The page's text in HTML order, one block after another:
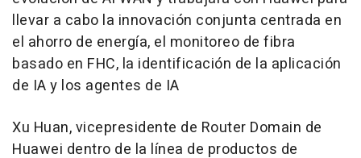
llevar a cabo la innovación conjunta centrada en
el ahorro de energía, el monitoreo de fibra
basado en FHC, la identificación de la aplicación
de IA y los agentes de IA
Xu Huan, vicepresidente de Router Domain de
Huawei dentro de la línea de productos de